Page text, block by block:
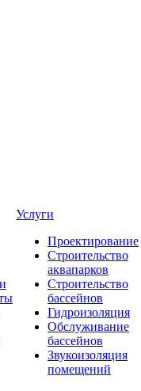
Услуги
Проектирование
Строительство
аквапарков
Строительство
бассейнов
Гидроизоляция
Обслуживание
бассейнов
Звукоизоляция
помещений